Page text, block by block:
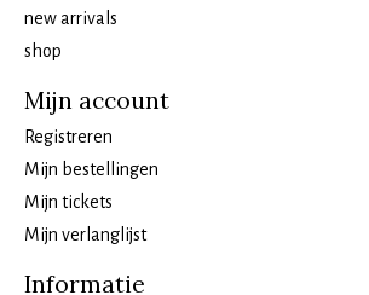
new arrivals
shop
Mijn account
Registreren
Mijn bestellingen
Mijn tickets
Mijn verlanglijst
Informatie